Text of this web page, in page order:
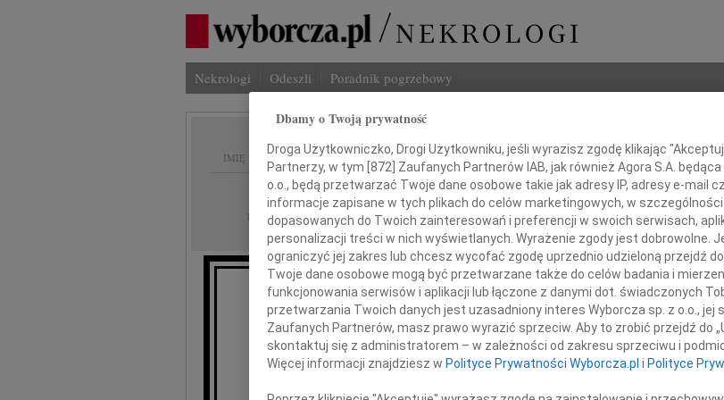
Nekrologi Odeszli Poradnik pogrzebowy
IMIĘ I NAZWISKO:
REGION: Warszawa
DATA EMISJI: 13.05.2026
Oli Paterek
wyrazy szczerego współczucia
Dbamy o Twoją prywatność
Droga Użytkowniczko, Drogi Użytkowniku, jeśli wyrazisz zgodę klikając
Partnerzy, w tym [872] Zaufanych Partnerów IAB, jak również Agora S.A.
o.o., będą przetwarzać Twoje dane osobowe takie jak adresy IP, adresy e-mail
informacje zapisane w tych plikach do celów marketingowych, w
dopasowanych do Twoich zainteresowań i preferencji w swoich serwisach,
personalizacji treści w nich wyświetlanych. Wyrażenie zgody jest dobrowolne.
ograniczyć jej zakres lub chcesz wycofać zgodę uprzednio udzieloną przejdź do
Twoje dane osobowe mogą być przetwarzane także do celów badania i
funkcjonowania serwisów i aplikacji lub łączone z danymi dot. świadczonych
przetwarzania Twoich danych jest uzasadniony interes Wyborcza sp. z o.o., jej
Zaufanych Partnerów, masz prawo wyrazić sprzeciw. Aby to zrobić przejdź do
skontaktuj się z administratorem – w zależności od zakresu sprzeciwu i
Więcej informacji znajdziesz w Polityce Prywatności Wyborcza.pl i Polityce